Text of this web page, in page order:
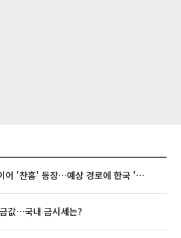
태풍 '돌핀' 이어 '찬홈' 등장…예상 경로에 한국 '한숨'
값…국내 금시세는?